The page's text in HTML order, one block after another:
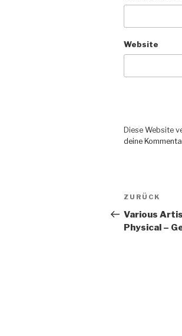
Website
Diese Website
deine
Vorheriger
ZURÜCK
Various
Physical –